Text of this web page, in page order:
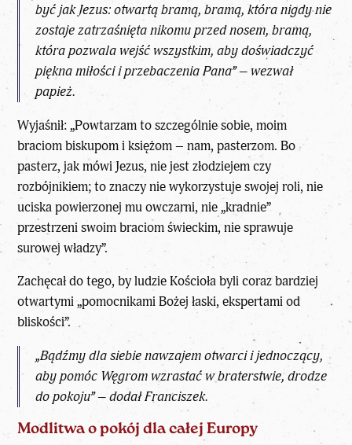
być jak Jezus: otwartą bramą, bramą, która nigdy nie
zostaje zatrzaśnięta nikomu przed nosem, bramą,
która pozwala wejść wszystkim, aby doświadczyć
piękna miłości i przebaczenia Pana” – wezwał
papież.
Wyjaśnił: „Powtarzam to szczególnie sobie, moim
braciom biskupom i księżom – nam, pasterzom. Bo
pasterz, jak mówi Jezus, nie jest złodziejem czy
rozbójnikiem; to znaczy nie wykorzystuje swojej roli, nie
uciska powierzonej mu owczarni, nie „kradnie”
przestrzeni swoim braciom świeckim, nie sprawuje
surowej władzy”.
Zachęcał do tego, by ludzie Kościoła byli coraz bardziej
otwartymi „pomocnikami Bożej łaski, ekspertami od
bliskości”.
„Bądźmy dla siebie nawzajem otwarci i jednoczący,
aby pomóc Węgrom wzrastać w braterstwie, drodze
do pokoju” – dodał Franciszek.
Modlitwa o pokój dla całej Europy